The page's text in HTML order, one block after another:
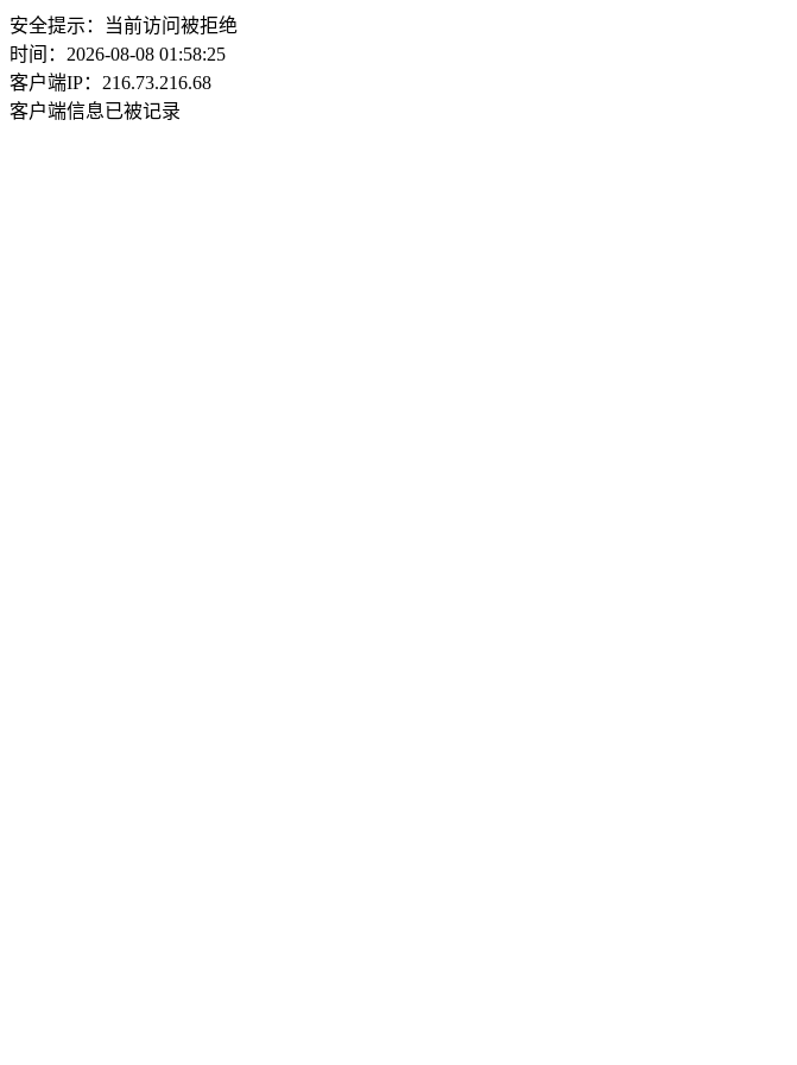
安全提示：当前访问被拒绝
时间：2026-08-08 01:58:25
客户端IP：216.73.216.68
客户端信息已被记录